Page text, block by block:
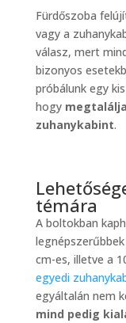
Fürdőszoba
vagy a
válasz, mert
bizonyos
próbálunk egy
hogy
zuhanykabint.
témára
A boltokban
cm-es, illetve a
egyedi
egyáltalán nem
mind pedig